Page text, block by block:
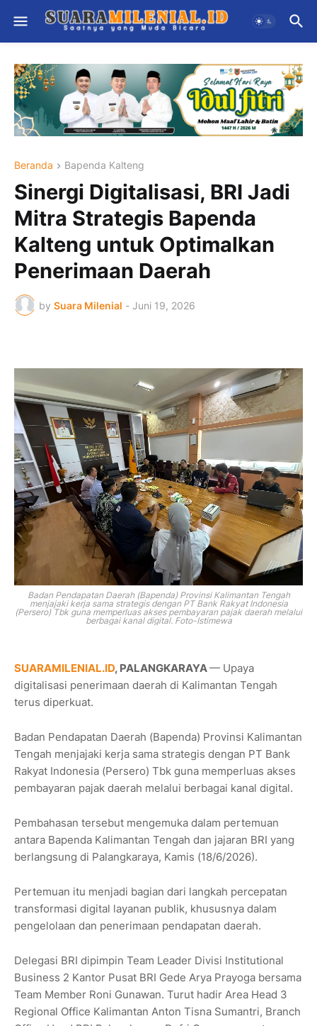
Beranda Bapenda Kalteng
Sinergi Digitalisasi, BRI Jadi
Mitra Strategis Bapenda
Kalteng untuk Optimalkan
Penerimaan Daerah
by Suara Milenial - Juni 19, 2026
Badan Pendapatan Daerah (Bapenda) Provinsi Kalimantan Tengah
menjajaki kerja sama strategis dengan PT Bank Rakyat Indonesia
(Persero) Tbk guna memperluas akses pembayaran pajak daerah melalui
berbagai kanal digital. Foto-Istimewa
SUARAMILENIAL.ID, PALANGKARAYA— Upaya
digitalisasi penerimaan daerah di Kalimantan Tengah
terus diperkuat.
Badan Pendapatan Daerah (Bapenda) Provinsi Kalimantan
Tengah menjajaki kerja sama strategis dengan PT Bank
Rakyat Indonesia (Persero) Tbk guna memperluas akses
pembayaran pajak daerah melalui berbagai kanal digital.
Pembahasan tersebut mengemuka dalam pertemuan
antara Bapenda Kalimantan Tengah dan jajaran BRI yang
berlangsung di Palangkaraya, Kamis (18/6/2026).
Pertemuan itu menjadi bagian dari langkah percepatan
transformasi digital layanan publik, khususnya dalam
pengelolaan dan penerimaan pendapatan daerah.
Delegasi BRI dipimpin Team Leader Divisi Institutional
Business 2 Kantor Pusat BRI Gede Arya Prayoga bersama
Team Member Roni Gunawan. Turut hadir Area Head 3
Regional Office Kalimantan Anton Tisna Sumantri, Branch